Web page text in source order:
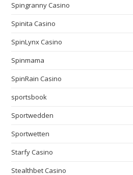
Spingranny Casino
Spinita Casino
SpinLynx Casino
Spinmama
SpinRain Casino
sportsbook
Sportwedden
Sportwetten
Starfy Casino
Stealthbet Casino